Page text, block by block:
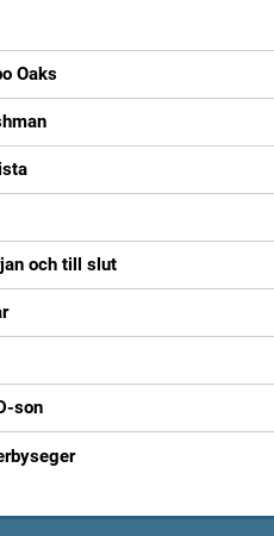
Oaks
och till slut
son